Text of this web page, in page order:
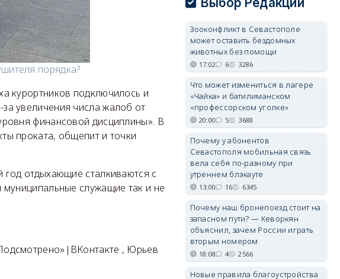
порядка?
курортников подключилось и
увеличения числа жалоб от
финансовой дисциплины». В
проката, общепит и точки
отдыхающие сталкиваются с
служащие так и не
, Юрьев
Зооконфликт в Севастополе
может оставить бездомных
животных без помощи
17:02 6 3286
Что может измениться в лагере
«Чайка» и батилиманском
«профессорском уголке»
20:00 5 3688
Почему у абонентов
Севастополя мобильная связь
вела себя по-разному при
утреннем блэкауте
13:00 16 6345
Почему наш бронепоезд стоит на
запасном пути? — Кеворкян
объяснил, зачем России играть
вторым номером
18:08 4 2566
Новые правила благоустройства